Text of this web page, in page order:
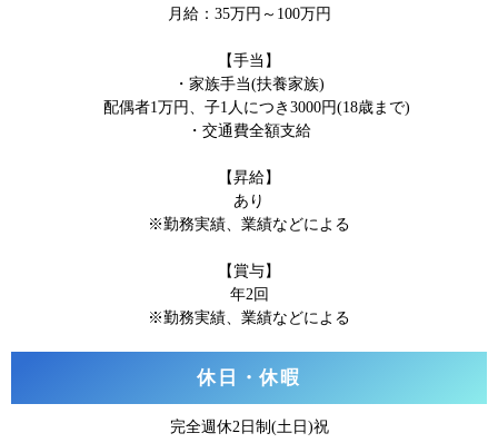
月給：35万円～100万円
【手当】
・家族手当(扶養家族)
配偶者1万円、子1人につき3000円(18歳まで)
・交通費全額支給
【昇給】
あり
※勤務実績、業績などによる
【賞与】
年2回
※勤務実績、業績などによる
休日・休暇
完全週休2日制(土日)祝